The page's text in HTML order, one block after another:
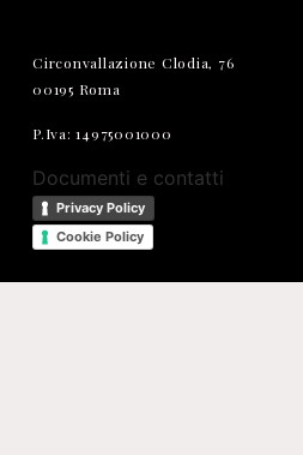
Circonvallazione Clodia, 76
00195 Roma
P.Iva: 14975001000
Documenti e contatti
Privacy Policy
Cookie Policy